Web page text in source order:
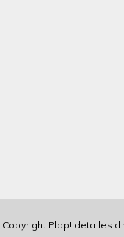
Copyright Plop! detalles